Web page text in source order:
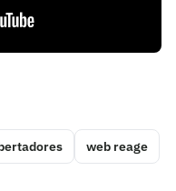
web reage